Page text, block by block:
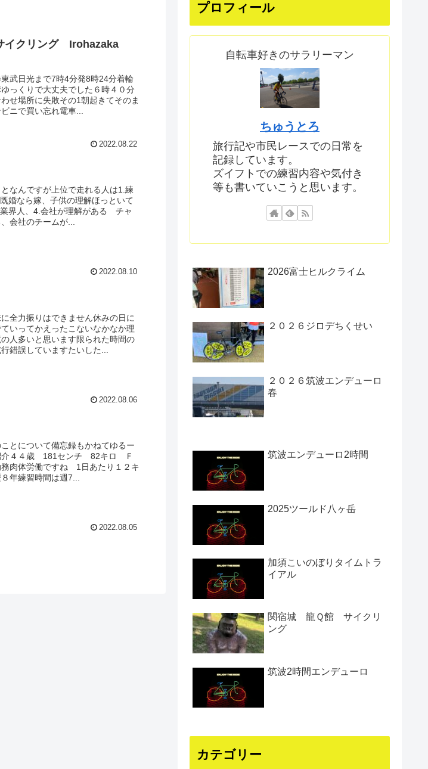
イクリング Irohazaka
武日光まで7時4分発8時24分着輪
っくりで大丈夫でした６時４０分
せ場所に失敗その1朝起きてそのま
ニで買い忘れ電車...
2022.08.22
なんですが上位で走れる人は1.練
婚なら嫁、子供の理解ほっといて
界人、4.会社が理解がある チャ
会社のチームが...
2022.08.10
全力振りはできません休みの日に
いってかえったこないなかなか理
人多いと思います限られた時間の
錯誤していますたいした...
2022.08.06
とについて備忘録もかねてゆるー
介４４歳 181センチ 82キロ Ｆ
務肉体労働ですね 1日あたり１２キ
年練習時間は週7...
2022.08.05
プロフィール
自転車好きのサラリーマン
ちゅうとろ
旅行記や市民レースでの日常を
記録しています。
ズイフトでの練習内容や気付き
等も書いていこうと思います。
2026富士ヒルクライム
２０２６ジロデちくせい
２０２６筑波エンデューロ
春
筑波エンデューロ2時間
2025ツールド八ヶ岳
加須こいのぼりタイムトラ
イアル
関宿城 龍Ｑ館 サイクリ
ング
筑波2時間エンデューロ
カテゴリー